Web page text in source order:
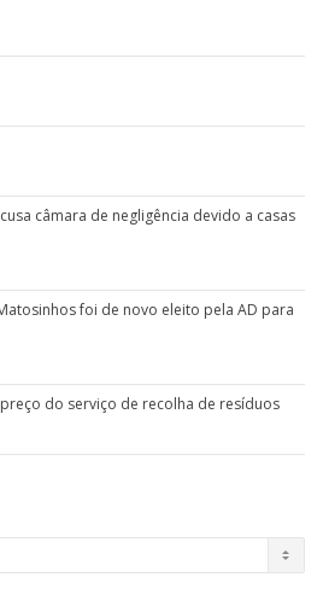
câmara de negligência devido a casas
foi de novo eleito pela AD para
do serviço de recolha de resíduos